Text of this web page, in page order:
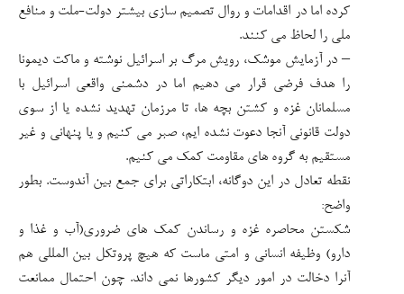
کرده اما در اقدامات و روال تصمیم سازی بیشتر دولت-ملت و منافع
ملی را لحاظ می کنند.
– در آزمایش موشک، رویش مرگ بر اسرائیل نوشته و ماکت دیمونا
را هدف فرضی قرار می دهیم اما در دشمنی واقعی اسرائیل با
مسلمانان غزه و کشتن بچه ها، تا مرزمان تهدید نشده یا از سوی
دولت قانونی آنجا دعوت نشده ایم، صبر می کنیم و یا پنهانی و غیر
مستقیم به گروه های مقاومت کمک می کنیم.
نقطه تعادل در این دوگانه، ابتکاراتی برای جمع بین آندوست. بطور
واضح:
شکستن محاصره غزه و رساندن کمک های ضروری(آب و غذا و
دارو) وظیفه انسانی و امتی ماست که هیچ پروتکل بین المللی هم
آنرا دخالت در امور دیگر کشورها نمی داند. چون احتمال ممانعت